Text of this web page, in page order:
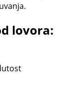
lovora: